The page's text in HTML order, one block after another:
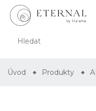
Úvod Produkty